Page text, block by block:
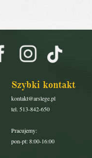
Szybki kontakt
kontakt@arslege.pl
tel. 513-842-650
Pracujemy:
pon-pt: 8:00-16:00